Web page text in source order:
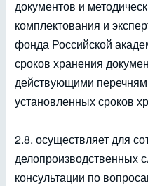
документов и
комплектования и
фонда Российской
сроков хранения
действующими
установленных сроков
2.8. осуществляет для
делопроизводственных
консультации по